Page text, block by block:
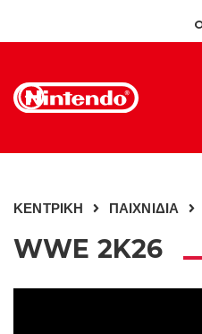
ΚΕΝΤΡΙΚΗ ΠΑΙΧΝΙΔΙΑ
WWE 2K26